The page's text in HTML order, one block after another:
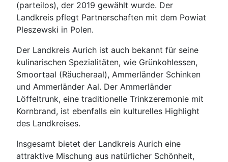
(parteilos), der 2019 gewählt wurde. Der
Landkreis pflegt Partnerschaften mit dem Powiat
Pleszewski in Polen.
Der Landkreis Aurich ist auch bekannt für seine
kulinarischen Spezialitäten, wie Grünkohlessen,
Smoortaal (Räucheraal), Ammerländer Schinken
und Ammerländer Aal. Der Ammerländer
Löffeltrunk, eine traditionelle Trinkzeremonie mit
Kornbrand, ist ebenfalls ein kulturelles Highlight
des Landkreises.
Insgesamt bietet der Landkreis Aurich eine
attraktive Mischung aus natürlicher Schönheit,